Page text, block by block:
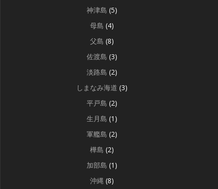
神津島 (5)
母島 (4)
父島 (8)
佐渡島 (3)
淡路島 (2)
しまなみ海道 (3)
平戸島 (2)
生月島 (1)
軍艦島 (2)
樺島 (2)
加部島 (1)
沖縄 (8)